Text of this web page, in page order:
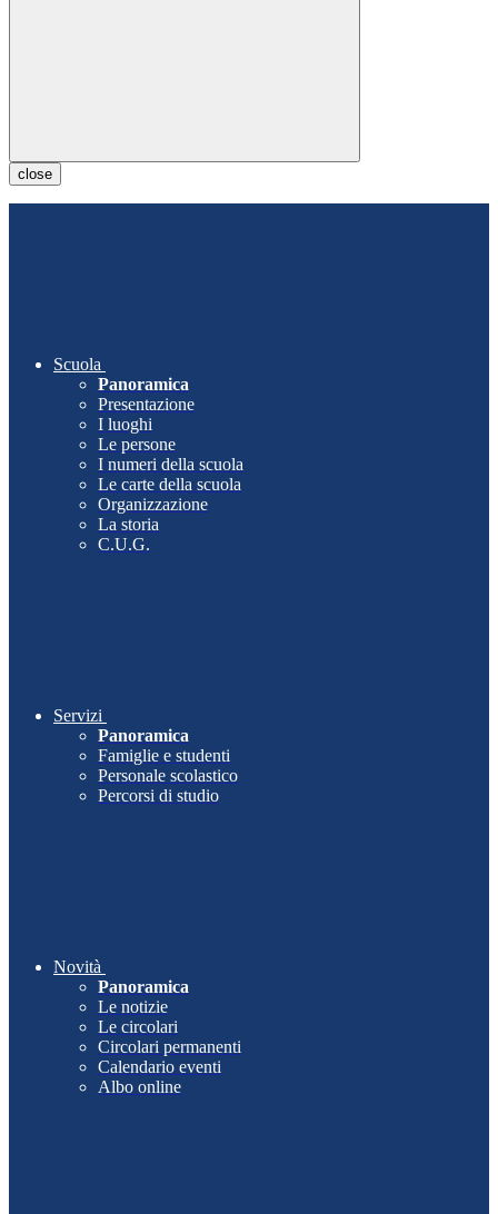
close
Scuola
Panoramica
Presentazione
I luoghi
Le persone
I numeri della scuola
Le carte della scuola
Organizzazione
La storia
C.U.G.
Servizi
Panoramica
Famiglie e studenti
Personale scolastico
Percorsi di studio
Novità
Panoramica
Le notizie
Le circolari
Circolari permanenti
Calendario eventi
Albo online